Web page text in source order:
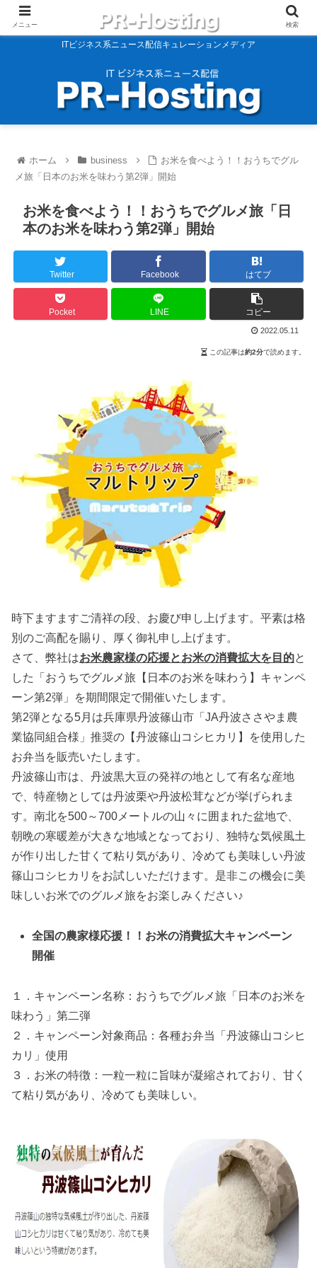
ITビジネス系ニュース配信キュレーションメディア
ホーム business
お米を食べよう！！おうちでグル
メ旅「日本のお米を味わう第2弾」開始
お米を食べよう！！おうちでグルメ旅「日
本のお米を味わう第2弾」開始
Twitter Facebook はてブ
Pocket LINE コピー
2022.05.11
この記事は約2分で読めます。
時下ますますご清祥の段、お慶び申し上げます。平素は格
別のご高配を賜り、厚く御礼申し上げます。
さて、弊社はお米農家様の応援とお米の消費拡大を目的と
した「おうちでグルメ旅【日本のお米を味わう】キャンペ
ーン第2弾」を期間限定で開催いたします。
第2弾となる5月は兵庫県丹波篠山市「JA丹波ささやま農
業協同組合様」推奨の【丹波篠山コシヒカリ】を使用した
お弁当を販売いたします。
丹波篠山市は、丹波黒大豆の発祥の地として有名な産地
で、特産物としては丹波栗や丹波松茸などが挙げられま
す。南北を500～700メートルの山々に囲まれた盆地で、
朝晩の寒暖差が大きな地域となっており、独特な気候風土
が作り出した甘くて粘り気があり、冷めても美味しい丹波
篠山コシヒカリをお試しいただけます。是非この機会に美
味しいお米でのグルメ旅をお楽しみください♪
全国の農家様応援！！お米の消費拡大キャンペーン
開催
１．キャンペーン名称：おうちでグルメ旅「日本のお米を
味わう」第二弾
２．キャンペーン対象商品：各種お弁当「丹波篠山コシヒ
カリ」使用
３．お米の特徴：一粒一粒に旨味が凝縮されており、甘く
て粘り気があり、冷めても美味しい。
メニュー 検索